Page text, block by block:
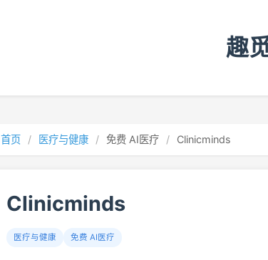
趣
首页 / 医疗与健康 / 免费 AI医疗 / Clinicminds
Clinicminds
医疗与健康 免费 AI医疗